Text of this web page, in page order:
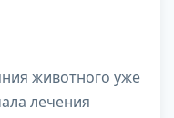
животного уже
лечения